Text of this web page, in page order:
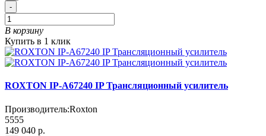
-
В корзину
Купить в 1 клик
ROXTON IP-A67240 IP Трансляционный усилитель
Производитель:Roxton
5555
149 040 р.